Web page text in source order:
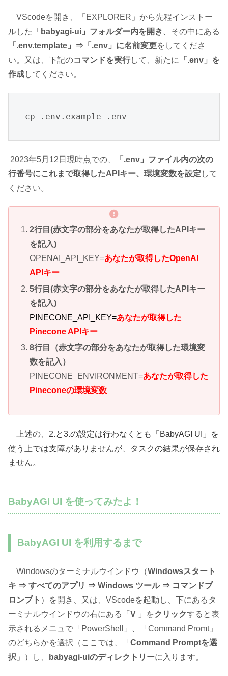
VScodeを開き、「EXPLORER」から先程インストー
ルした「 babyagi-ui」フォルダー内を開き
、その中にある
「.env.template」⇒「.env」に名前変更をしてくださ
い。又は、下記のコ マンドを実行して、新たに
「.env」を
作成してください。
2023年5月12日現時点での、
「.env」ファイル内の次の
行番号にこれまで取得したAPIキー、環境変数を設定 して
ください。
2行目(赤文字の部分をあなたが取得したAPIキー
を記入)
OPENAI_API_KEY=あなたが取得したOpenAI
APIキー
5行目(赤文字の部分をあなたが取得したAPIキー
を記入)
PINECONE_API_KEY=あなたが取得した
Pinecone APIキー
8行目（赤文字の部分をあなたが取得した環境変
数を記入）
PINECONE_ENVIRONMENT=あなたが取得した
Pineconeの環境変数
上述の、2.と3.の設定は行わなくとも「BabyAGI UI」を
使う上では支障がありませんが、タスクの結果が保存され
ません。
BabyAGI UI を使ってみたよ！
BabyAGI UI を利用するまで
Windowsのターミナルウインドウ（Windowsスタート
キ ⇒ すべてのアプリ ⇒ Windows ツール ⇒ コマンドプ
ロンプト ）を開き、又は、VScodeを起動し、下にあるタ
ーミナルウインドウの右にある「 V 」をクリックすると表
示されるメニュで「PowerShell」、「Command Promt」
のどちらかを選択（ここでは、「 Command Promptを選
択 」）し、 babyagi-uiのディレクトリーに入ります。